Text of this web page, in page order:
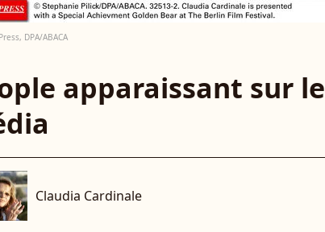
DPA/ABACA
apparaissant sur le
Claudia Cardinale